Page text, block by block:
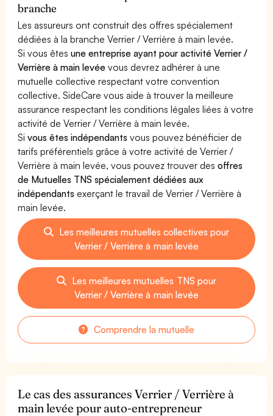
branche
Les assureurs ont construit des offres spécialement
dédiées à la branche Verrier / Verrière à main levée.
Si vous êtesune entreprise ayant pour activité Verrier /
Verrière à main levée vous devrez adhérer à une
mutuelle collective respectant votre convention
collective. SideCare vous aide à trouver la meilleure
assurance respectant les conditions légales liées à votre
activité de Verrier / Verrière à main levée.
Sivous êtes indépendants vous pouvez bénéficier de
tarifs préférentiels grâce à votre activité de Verrier /
Verrière à main levée, vous pouvez trouver desoffres
de Mutuelles TNS spécialement dédiées aux
indépendants exerçant le travail de Verrier / Verrière à
main levée.
Les meilleures mutuelles collectives pour
Verrier / Verrière à main levée
Les meilleures mutuelles TNS pour
Verrier / Verrière à main levée
Comprendre la mutuelle
Le cas des assurances Verrier / Verrière à
main levée pour auto-entrepreneur